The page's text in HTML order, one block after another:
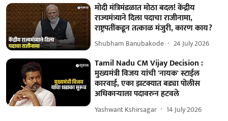
मोदी मंत्रिमंडळात मोठा बदल! केंद्रीय
राज्यमंत्र्याने दिला पदाचा राजीनामा,
राष्ट्रपतींकडून तत्काळ मंजुरी, कारण काय?
Shubham Banubakode 24 July 2026
Tamil Nadu CM Vijay Decision :
मुख्यमंत्री विजय यांची 'नायक' स्टाईल
कारवाई, एका झटक्यात बड्या पोलीस
अधिकाऱ्याला पदावरुन हटवले
Yashwant Kshirsagar 14 July 2026